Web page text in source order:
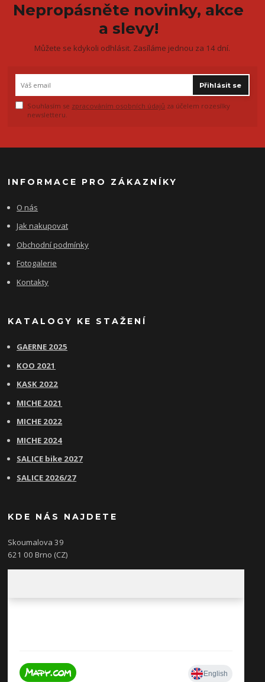
Nepropásněte novinky, akce
a slevy!
Můžete se kdykoli odhlásit. Zasíláme jednou za 14 dní.
Přihlásit se
Souhlasím se zpracováním osobních údajů za účelem rozesílky
newsletteru.
INFORMACE PRO ZÁKAZNÍKY
O nás
Jak nakupovat
Obchodní podmínky
Fotogalerie
Kontakty
KATALOGY KE STAŽENÍ
GAERNE 2025
KOO 2021
KASK 2022
MICHE 2021
MICHE 2022
MICHE 2024
SALICE bike 2027
SALICE 2026/27
KDE NÁS NAJDETE
Skoumalova 39
621 00 Brno (CZ)